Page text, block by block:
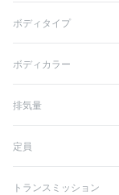
ボディタイプ
ボディカラー
排気量
定員
トランスミッション